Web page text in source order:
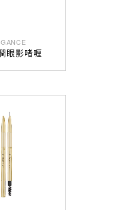
眼影啫喱